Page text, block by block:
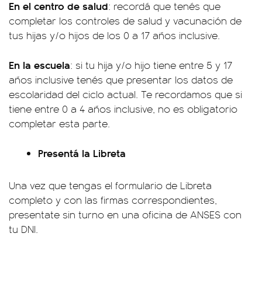
En el centro de salud: recordá que tenés que
completar los controles de salud y vacunación de
tus hijas y/o hijos de los 0 a 17 años inclusive.
En la escuela: si tu hija y/o hijo tiene entre 5 y 17
años inclusive tenés que presentar los datos de
escolaridad del ciclo actual. Te recordamos que si
tiene entre 0 a 4 años inclusive, no es obligatorio
completar esta parte.
Presentá la Libreta
Una vez que tengas el formulario de Libreta
completo y con las firmas correspondientes,
presentate sin turno en una oficina de ANSES con
tu DNI.